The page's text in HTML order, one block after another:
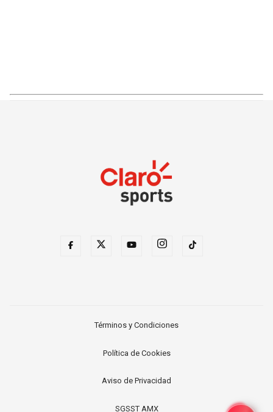
Términos y Condiciones
Política de Cookies
Aviso de Privacidad
SGSST AMX